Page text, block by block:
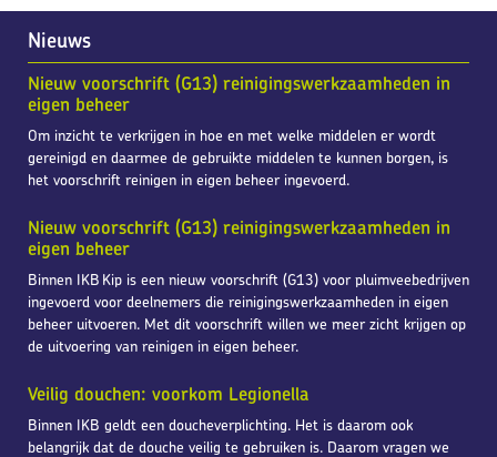
Nieuws
Nieuw voorschrift (G13) reinigingswerkzaamheden in
eigen beheer
Om inzicht te verkrijgen in hoe en met welke middelen er wordt
gereinigd en daarmee de gebruikte middelen te kunnen borgen, is
het voorschrift reinigen in eigen beheer ingevoerd.
Nieuw voorschrift (G13) reinigingswerkzaamheden in
eigen beheer
Binnen IKB Kip is een nieuw voorschrift (G13) voor pluimveebedrijven
ingevoerd voor deelnemers die reinigingswerkzaamheden in eigen
beheer uitvoeren. Met dit voorschrift willen we meer zicht krijgen op
de uitvoering van reinigen in eigen beheer.
Veilig douchen: voorkom Legionella
Binnen IKB geldt een doucheverplichting. Het is daarom ook
belangrijk dat de douche veilig te gebruiken is. Daarom vragen we